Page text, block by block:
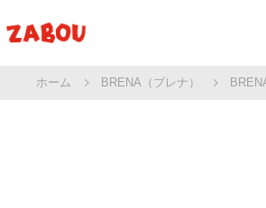
ホーム BRENA（ブレナ）